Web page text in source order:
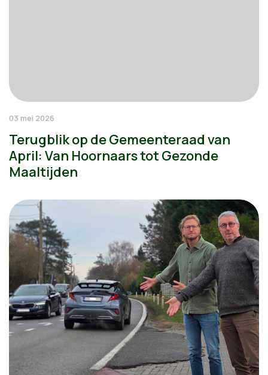
03 mei 2026
Terugblik op de Gemeenteraad van
April: Van Hoornaars tot Gezonde
Maaltijden